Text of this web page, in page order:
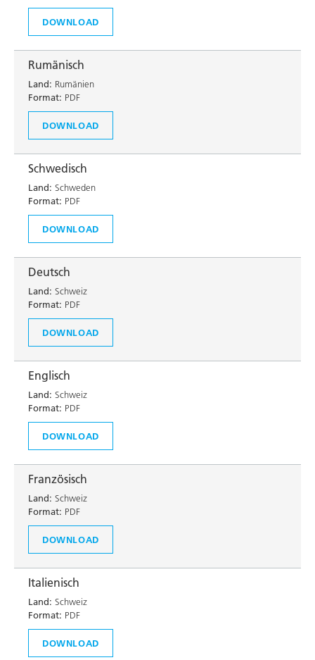
DOWNLOAD
Rumänisch
Land: Rumänien
Format: PDF
DOWNLOAD
Schwedisch
Land: Schweden
Format: PDF
DOWNLOAD
Deutsch
Land: Schweiz
Format: PDF
DOWNLOAD
Englisch
Land: Schweiz
Format: PDF
DOWNLOAD
Französisch
Land: Schweiz
Format: PDF
DOWNLOAD
Italienisch
Land: Schweiz
Format: PDF
DOWNLOAD